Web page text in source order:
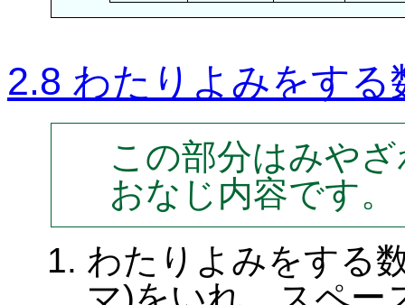
2.8 わたりよみをする
この部分はみや
おなじ内容です。
わたりよみをする